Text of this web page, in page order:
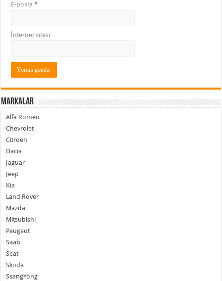
E-posta*
İnternet sitesi
Markalar
Alfa Romeo
Chevrolet
Citroen
Dacia
Jaguar
Jeep
Kia
Land Rover
Mazda
Mitsubishi
Peugeot
Saab
Seat
Skoda
SsangYong